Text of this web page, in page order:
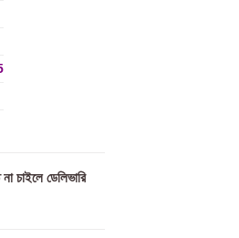
চাইলে ডেলিভারি